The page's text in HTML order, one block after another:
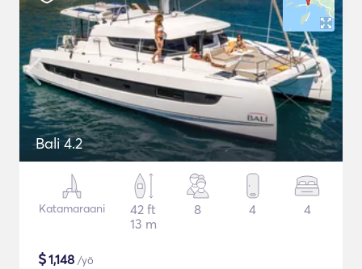
Bali 4.2
Katamaraani
42 ft
13 m
8 4 4
$1,148 /yö